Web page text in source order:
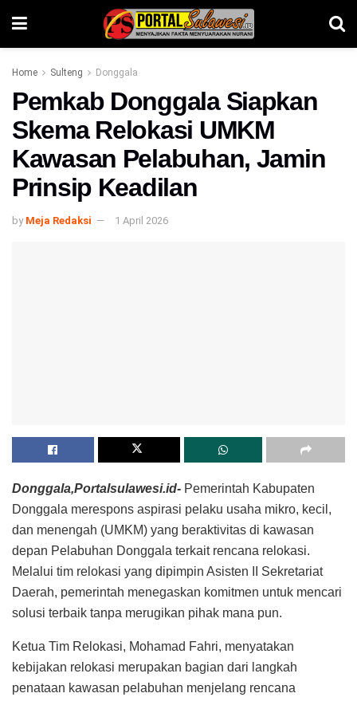
Home Sulteng Donggala
Pemkab Donggala Siapkan
Skema Relokasi UMKM
Kawasan Pelabuhan, Jamin
Prinsip Keadilan
by Meja Redaksi 1 April 2026
Donggala,Portalsulawesi.id- Pemerintah Kabupaten
Donggala merespons aspirasi pelaku usaha mikro, kecil,
dan menengah (UMKM) yang beraktivitas di kawasan
depan Pelabuhan Donggala terkait rencana relokasi.
Melalui tim relokasi yang dipimpin Asisten II Sekretariat
Daerah, pemerintah menegaskan komitmen untuk mencari
solusi terbaik tanpa merugikan pihak mana pun.
Ketua Tim Relokasi, Mohamad Fahri, menyatakan
kebijakan relokasi merupakan bagian dari langkah
penataan kawasan pelabuhan menjelang rencana